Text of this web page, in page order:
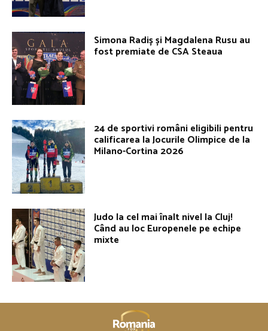
Simona Radiș și Magdalena Rusu au
fost premiate de CSA Steaua
24 de sportivi români eligibili pentru
calificarea la Jocurile Olimpice de la
Milano-Cortina 2026
Judo la cel mai înalt nivel la Cluj!
Când au loc Europenele pe echipe
mixte